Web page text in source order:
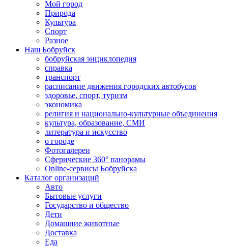
Мой город
Природа
Культура
Спорт
Разное
Наш Бобруйск
бобруйская энциклопедия
справка
транспорт
расписание движения городских автобусов
здоровье, спорт, туризм
экономика
религия и национально-культурные объединения
культура, образование, СМИ
литература и искусство
о городе
Фотогалереи
Сферические 360° панорамы
Online-сервисы Бобруйска
Каталог организаций
Авто
Бытовые услуги
Государство и общество
Дети
Домашние животные
Доставка
Еда